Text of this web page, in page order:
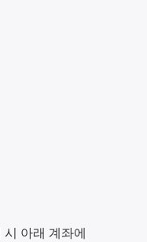
아래 계좌에